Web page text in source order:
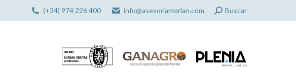
(+34) 974 226 400 info@asesoriamorlan.com Search:
Buscar